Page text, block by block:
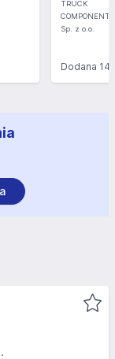
Dodana 14